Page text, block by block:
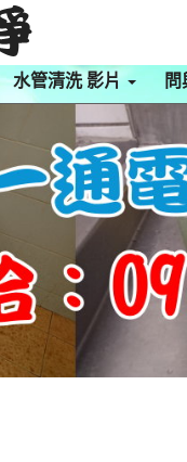
水管清洗 影片